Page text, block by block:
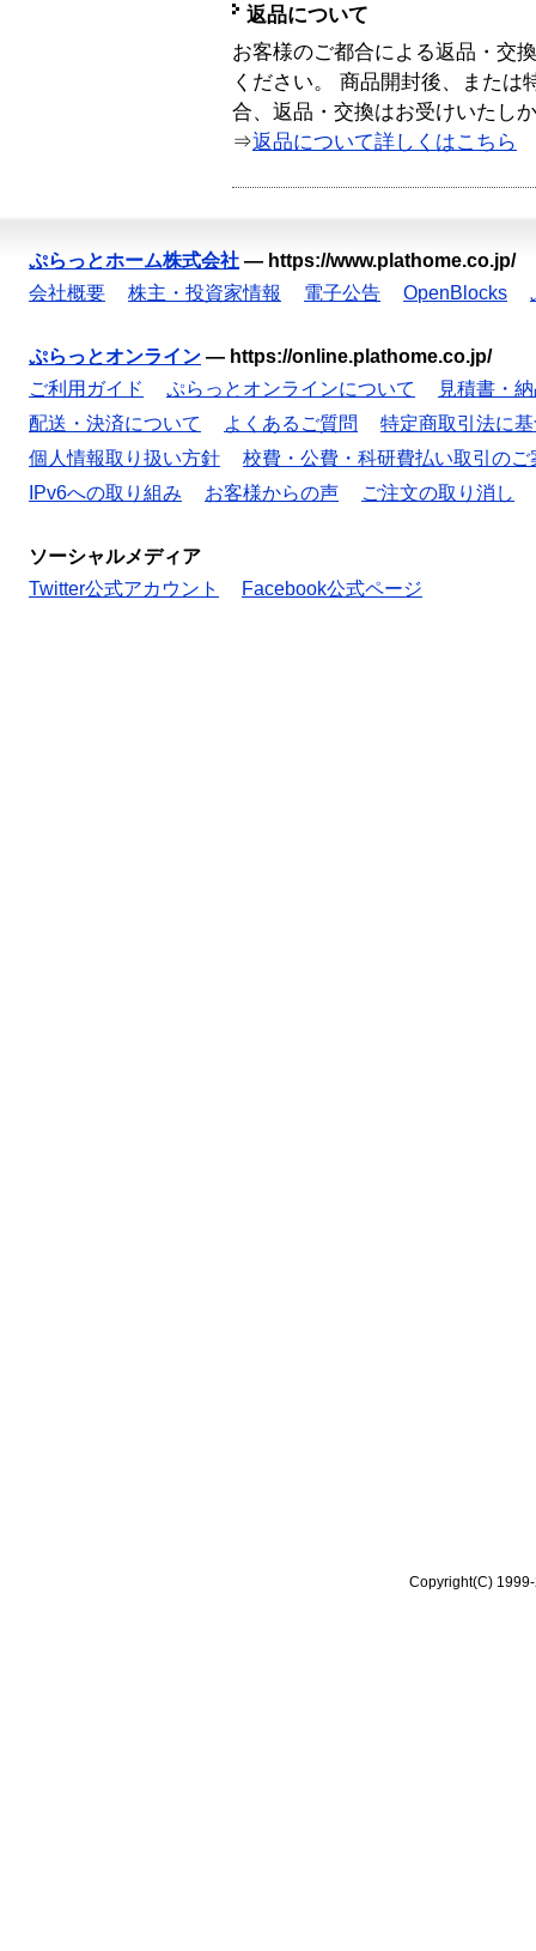
返品について
お客様のご都合による返品・交
ください。 商品開封後、または
合、返品・交換はお受けいたし
⇒返品について詳しくはこちら
ぷらっとホーム株式会社 — https://www.plathome.co.jp/
会社概要
株主・投資家情報 電子公告 OpenBlocks
ぷらっとオンライン — https://online.plathome.co.jp/
ご利用ガイド
ぷらっとオンラインについて
見積書・
配送・決済について
よくあるご質問
特定商取引法に
個人情報取り扱い方針
校費・公費・科研費払い取引のご
IPv6への取り組み
お客様からの声 ご注文の取り消し
ソーシャルメディア
Twitter公式アカウント
Facebook公式ページ
Copyright(C)